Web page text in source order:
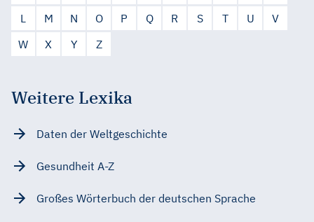
L
M N O P Q R S T U
V
W
X Y Z
Weitere Lexika
Daten der Weltgeschichte
Gesundheit A-Z
Großes Wörterbuch der deutschen Sprache